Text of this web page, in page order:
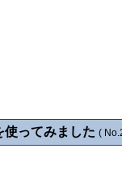
使ってみました (